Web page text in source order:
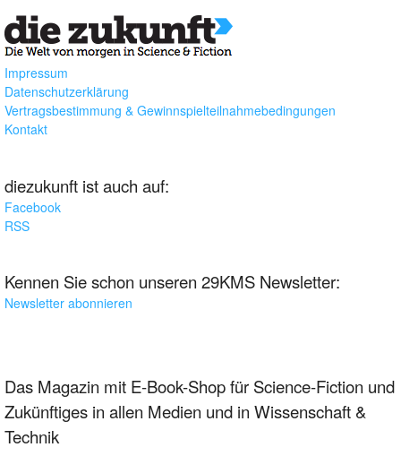
Impressum
Datenschutzerklärung
Vertragsbestimmung & Gewinnspielteilnahmebedingungen
Kontakt
diezukunft ist auch auf:
Facebook
RSS
Kennen Sie schon unseren 29KMS Newsletter:
Newsletter abonnieren
Das Magazin mit E-Book-Shop für Science-Fiction und
Zukünftiges in allen Medien und in Wissenschaft &
Technik